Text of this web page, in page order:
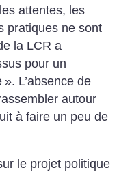
attentes, les
pratiques ne sont
la LCR a
pour un
». L’absence de
autour
à faire un peu de
le projet politique